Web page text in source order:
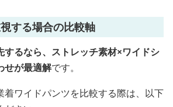
する場合の比較軸
するなら、ストレッチ素材×ワイドシ
せが最適解です。
着ワイドパンツを比較する際は、以下